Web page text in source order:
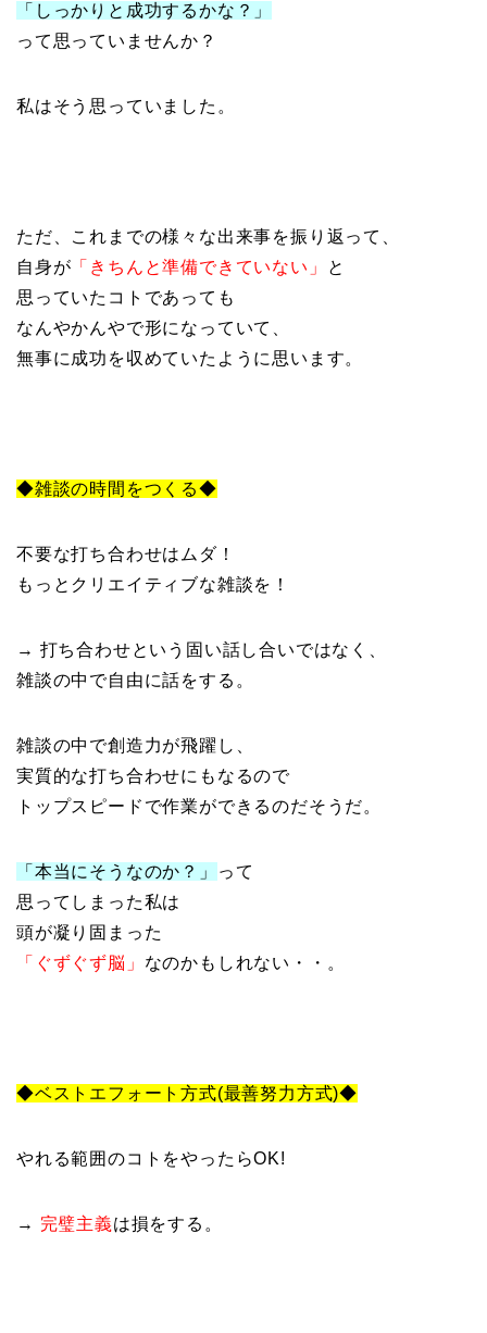
「しっかりと成功するかな？」
って思っていませんか？
私はそう思っていました。
ただ、これまでの様々な出来事を振り返って、
自身が 「きちんと準備できていない」
と
思っていたコトであっても
なんやかんやで形になっていて、
無事に成功を収めていたように思います。
◆雑談の時間をつくる◆
不要な打ち合わせはムダ！
もっとクリエイティブな雑談を！
→ 打ち合わせという固い話し合いではなく、
雑談の中で自由に話をする。
雑談の中で創造力が飛躍し、
実質的な打ち合わせにもなるので
トップスピードで作業ができるのだそうだ。
「本当にそうなのか？」
って
思ってしまった私は
頭が凝り固まった
「ぐずぐず脳」 なのかもしれない・・。
◆ベストエフォート方式(最善努力方式)◆
やれる範囲のコトをやったらOK!
→ 完璧主義は損をする。